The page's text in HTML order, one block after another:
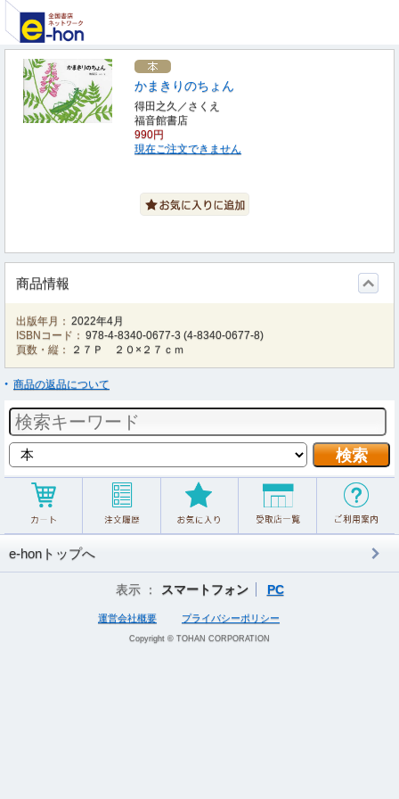
かまきりのちょん
得田之久／さくえ
福音館書店
990円
現在ご注文できません
商品情報
出版年月： 2022年4月
ISBNコード： 978-4-8340-0677-3 (4-8340-0677-8)
頁数・縦：
２７Ｐ ２０×２７ｃｍ
商品の返品について
e-honトップへ
表示 ： スマートフォン PC
運営会社概要 プライバシーポリシー
Copyright © TOHAN CORPORATION